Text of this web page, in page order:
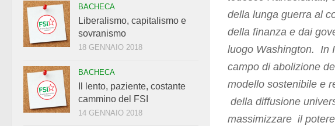
della lunga guerra al
della finanza e dai
luogo Washington. In
campo di abolizione
modello sostenibile e
della diffusione
massimizzare il
BACHECA
Liberalismo, capitalismo e
sovranismo
18 GENNAIO 2018
BACHECA
Il lento, paziente, costante
cammino del FSI
14 GENNAIO 2018